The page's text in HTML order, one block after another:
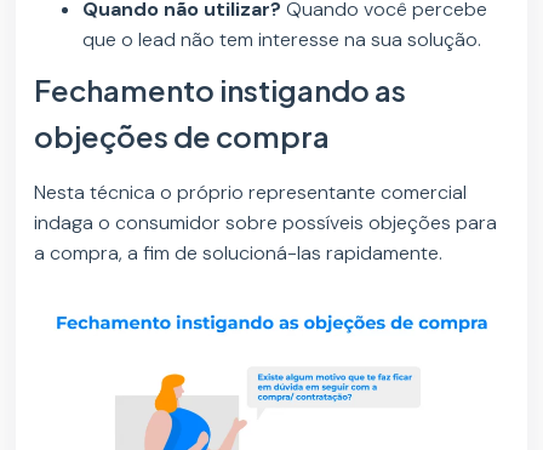
Quando não utilizar? Quando você percebe
que o lead não tem interesse na sua solução.
Fechamento instigando as
objeções de compra
Nesta técnica o próprio representante comercial
indaga o consumidor sobre possíveis objeções para
a compra, a fim de solucioná-las rapidamente.